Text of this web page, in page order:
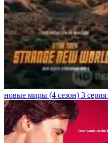
новые миры (4 сезон) 3 серия